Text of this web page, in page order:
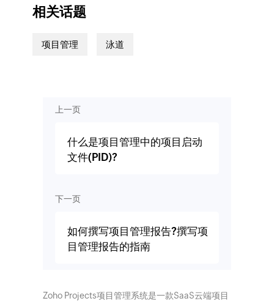
相关话题
项目管理 泳道
上一页
什么是项目管理中的项目启动
文件(PID)?
下一页
如何撰写项目管理报告?撰写项
目管理报告的指南
Zoho Projects项目管理系统是一款SaaS云端项目